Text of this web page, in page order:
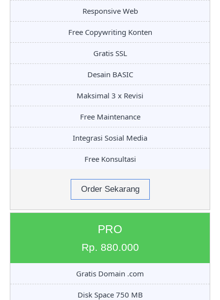
Responsive Web
Free Copywriting Konten
Gratis SSL
Desain BASIC
Maksimal 3 x Revisi
Free Maintenance
Integrasi Sosial Media
Free Konsultasi
Order Sekarang
PRO
Rp. 880.000
Gratis Domain .com
Disk Space 750 MB